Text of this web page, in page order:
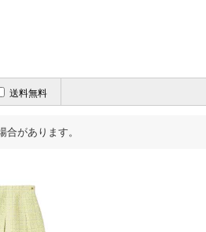
送料無料
があります。